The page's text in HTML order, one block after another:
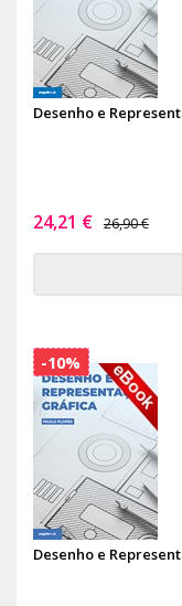
Desenho e
24,21 € 26,90 €
Desenho e
-10%